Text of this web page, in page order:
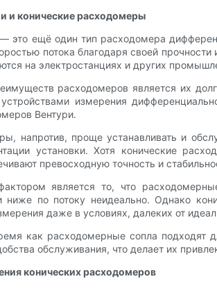
и конические расходомеры
это ещё один тип расходомера
потока благодаря своей
на электростанциях и других
расходомеров является их
измерения
Вентури.
напротив, проще устанавливать и
установки. Хотя конические
превосходную точность и
является то, что
по потоку неидеально. Однако
даже в условиях, далеких от
как расходомерные сопла подходят
обслуживания, что делает их
конических расходомеров